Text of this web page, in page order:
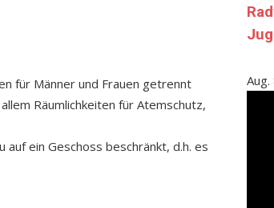
für Männer und Frauen getrennt
Räumlichkeiten für Atemschutz,
ein Geschoss beschränkt, d.h. es
Aug.